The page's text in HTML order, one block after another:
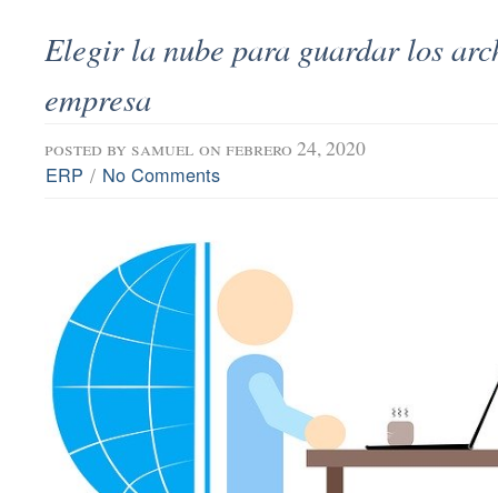
Elegir la nube para guardar los
empresa
posted by samuel on febrero 24, 2020
ERP / No Comments